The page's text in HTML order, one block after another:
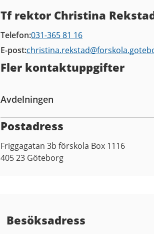
Tf rektor Christina
Telefon 031-365 81 16
E-post christina.rekstad@
Fler kontaktuppgifter
Avdelningen
Postadress
Friggagatan 3b förskola Box 1116
405 23 Göteborg
Besöksadress